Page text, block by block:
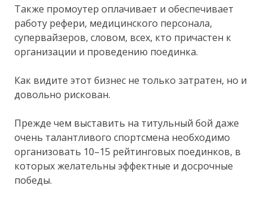
Также промоутер оплачивает и обеспечивает
работу рефери, медицинского персонала,
супервайзеров, словом, всех, кто причастен к
организации и проведению поединка.
Как видите этот бизнес не только затратен, но и
довольно рискован.
Прежде чем выставить на титульный бой даже
очень талантливого спортсмена необходимо
организовать 10–15 рейтинговых поединков, в
которых желательны эффектные и досрочные
победы.